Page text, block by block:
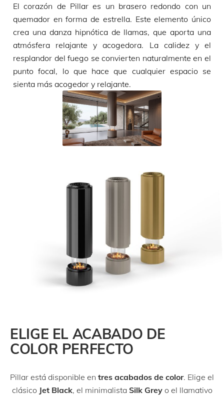
El corazón de Pillar es un brasero redondo con un
quemador en forma de estrella. Este elemento único
crea una danza hipnótica de llamas, que aporta una
atmósfera relajante y acogedora. La calidez y el
resplandor del fuego se convierten naturalmente en el
punto focal, lo que hace que cualquier espacio se
sienta más acogedor y relajante.
ELIGE EL ACABADO DE
COLOR PERFECTO
Pillar está disponible en tres acabados de color. Elige el
clásico Jet Black, el minimalista Silk Greyo el llamativo